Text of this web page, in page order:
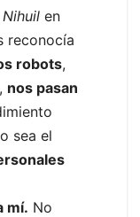
en
reconocía
robots,
nos pasan
sea el
mí. No